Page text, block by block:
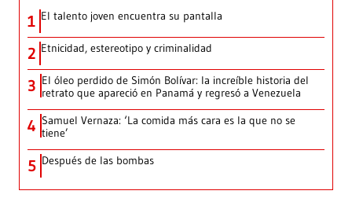
1 El talento joven encuentra su pantalla​
2 Etnicidad, estereotipo y criminalidad
3 El óleo perdido de Simón Bolívar: la increíble historia del
retrato que apareció en Panamá y regresó a Venezuela
4 Samuel Vernaza: ‘La comida más cara es la que no se
tiene’
5 Después de las bombas